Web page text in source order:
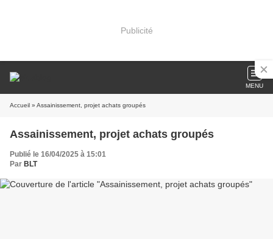
Publicité
MENU
Accueil » Assainissement, projet achats groupés
Assainissement, projet achats groupés
Publié le 16/04/2025 à 15:01
Par BLT